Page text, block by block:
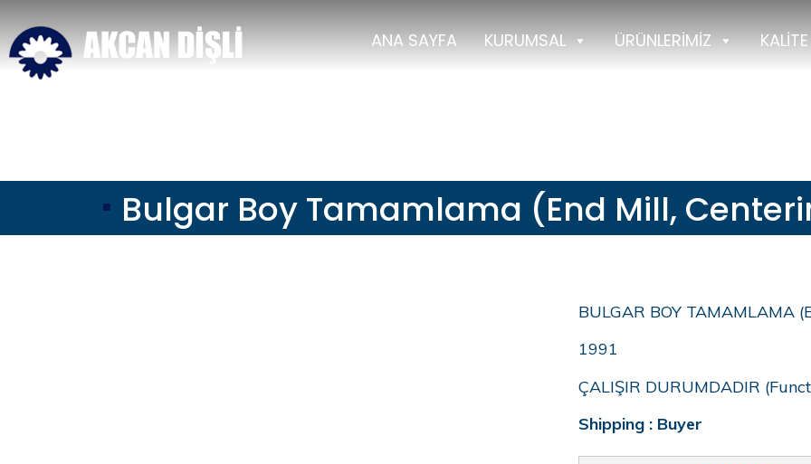
ANA SAYFA KURUMSAL ÜRÜNLERİMİZ KALİTE
Bulgar Boy Tamamlama (End Mill,
BULGAR BOY TAMAMLAMA
1991
ÇALIŞIR DURUMDADIR
Shipping : Buyer